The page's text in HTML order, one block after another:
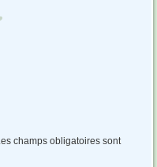
champs obligatoires sont